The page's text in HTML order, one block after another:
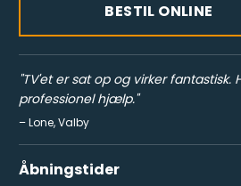
BESTIL ONLINE
"TV'et er sat op og virker fantastisk.
professionel hjælp."
–Lone,Valby
Åbningstider